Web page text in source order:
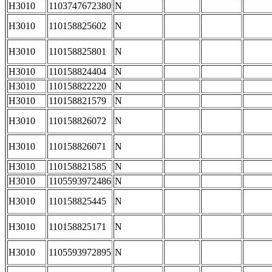
H3010
1103747672380 N
H3010
110158825602 N
H3010 110158825801
N
H3010
110158824404
N
H3010
110158822220
N
H3010
110158821579
N
H3010
110158826072 N
H3010 110158826071
N
H3010
110158821585
N
H3010
1105593972486 N
H3010
110158825445 N
H3010 110158825171 N
H3010 1105593972895 N